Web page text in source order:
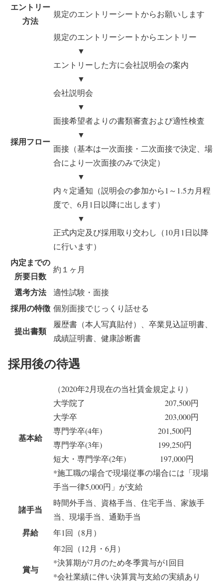
エントリー
方法
規定のエントリーシートからお願いします
採用フロー
規定のエントリーシートからエントリー
▼
エントリーした方に会社説明会の案内
▼
会社説明会
▼
面接希望者よりの書類審査および適性検査
▼
面接（基本は一次面接・二次面接で決定、場
合により一次面接のみで決定）
▼
内々定通知（説明会の参加から1～1.5カ月程
度で、6月1日以降に出します）
▼
正式内定及び採用取り交わし（10月1日以降
に行います）
内定までの
所要日数
約１ヶ月
選考方法 適性試験・面接
採用の特徴 個別面接でじっくり話せる
提出書類
履歴書（本人写真貼付）、卒業見込証明書、
成績証明書、健康診断書
採用後の待遇
基本給
（2020年2月現在の当社賃金規定より）
大学院了 207,500円
大学卒 203,000円
専門学卒(4年) 201,500円
専門学卒(3年) 199,250円
短大・専門学卒(2年) 197,000円
*施工職の場合で現場従事の場合には「現場
手当一律5,000円」が支給
諸手当
時間外手当、資格手当、住宅手当、家族手
当、現場手当、通勤手当
昇給 年1回（8月）
賞与
年2回（12月・6月）
*決算期が7月のため冬季賞与が1回目
*会社業績に伴い決算賞与支給の実績あり